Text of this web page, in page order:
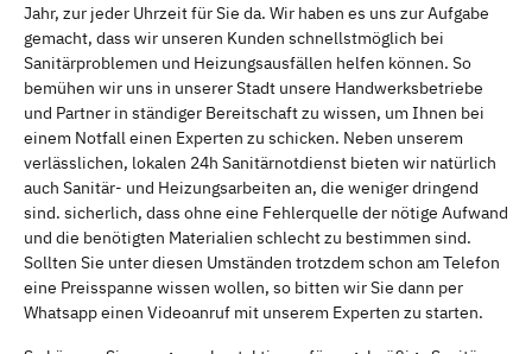
Jahr, zur jeder Uhrzeit für Sie da. Wir haben es uns zur Aufgabe
gemacht, dass wir unseren Kunden schnellstmöglich bei
Sanitärproblemen und Heizungsausfällen helfen können. So
bemühen wir uns in unserer Stadt unsere Handwerksbetriebe
und Partner in ständiger Bereitschaft zu wissen, um Ihnen bei
einem Notfall einen Experten zu schicken. Neben unserem
verlässlichen, lokalen 24h Sanitärnotdienst bieten wir natürlich
auch Sanitär- und Heizungsarbeiten an, die weniger dringend
sind. sicherlich, dass ohne eine Fehlerquelle der nötige Aufwand
und die benötigten Materialien schlecht zu bestimmen sind.
Sollten Sie unter diesen Umständen trotzdem schon am Telefon
eine Preisspanne wissen wollen, so bitten wir Sie dann per
Whatsapp einen Videoanruf mit unserem Experten zu starten.